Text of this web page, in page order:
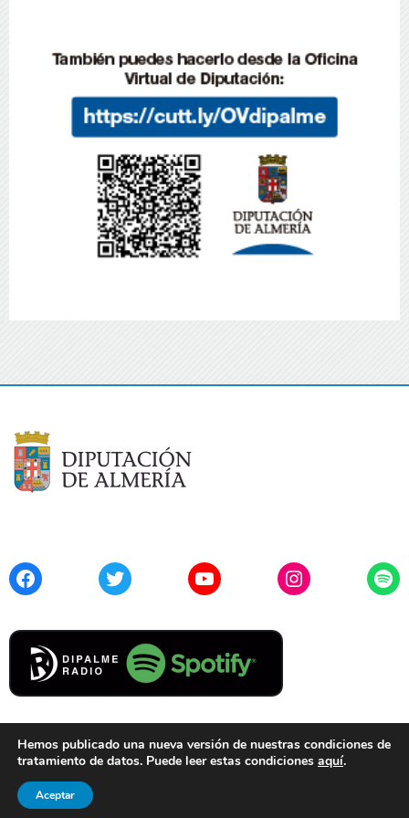
FacebookTwitter YouTubeInstagram
Cookies
© 2021 Diputación de Almería. Todos los derechos reservados.
Hemos publicado una nueva versión de nuestras condiciones de
tratamiento de datos. Puede leer estas condiciones aquí.
Aceptar